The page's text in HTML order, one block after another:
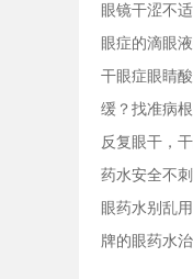
眼镜干涩不
眼症的滴眼
干眼症眼睛
缓？找准病
反复眼干，
药水安全不
眼药水别乱
牌的眼药水